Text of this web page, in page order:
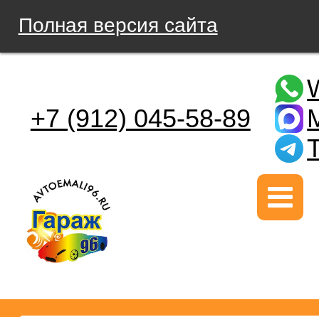
Полная версия сайта
+7 (912) 045-58-89